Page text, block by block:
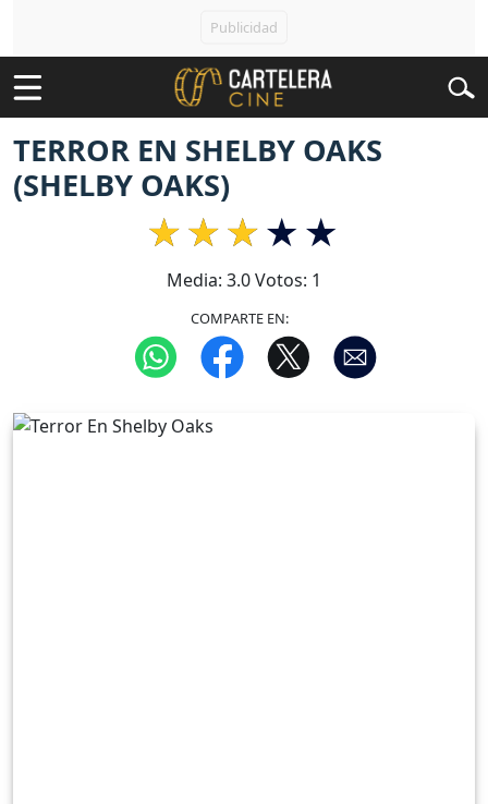
TERROR EN SHELBY OAKS
(SHELBY OAKS)
Media: 3.0Votos: 1
COMPARTE EN: